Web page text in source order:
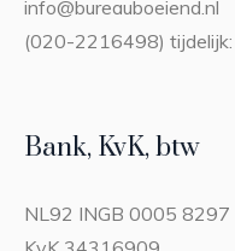
info@bureauboeiend.nl
(020-2216498)
Bank, KvK, btw
NL92 INGB 0005 8297